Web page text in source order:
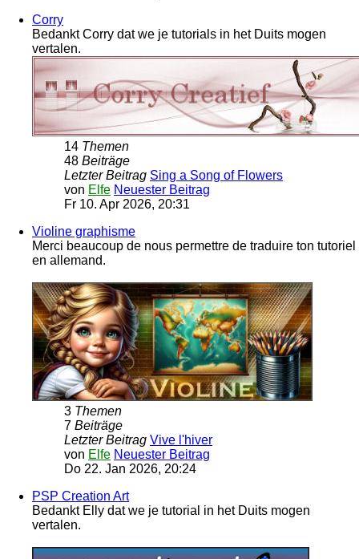
Corry
Bedankt Corry dat we je tutorials in het Duits mogen
vertalen.
14 Themen
48 Beiträge
Letzter Beitrag Sing a Song of Flowers
von Elfe Neuester Beitrag
Fr 10. Apr 2026, 20:31
Violine graphisme
Merci beaucoup de nous permettre de traduire ton tutoriel
en allemand.
3 Themen
7 Beiträge
Letzter Beitrag Vive l'hiver
von Elfe Neuester Beitrag
Do 22. Jan 2026, 20:24
PSP Creation Art
Bedankt Elly dat we je tutorial in het Duits mogen
vertalen.